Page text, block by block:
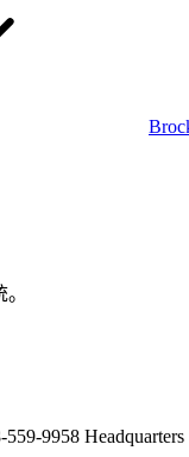
9958 Headquarters